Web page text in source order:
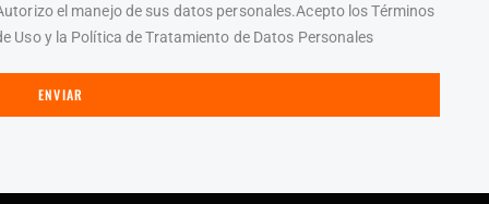
el manejo de sus datos personales.Acepto los Términos
Uso y la Política de Tratamiento de Datos Personales
ENVIAR